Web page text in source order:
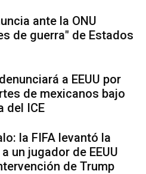
ante la ONU
de guerra" de Estados
a EEUU por
de mexicanos bajo
del ICE
la FIFA levantó la
un jugador de EEUU
de Trump